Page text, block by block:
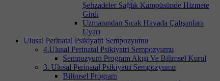
Şehzadeler Sağlık Kampüsünde Hizmete
Girdi
Uzmanından Sıcak Havada Çalışanlara
Uyarı
Ulusal Perinatal Psikiyatri Sempozyumu
4.Ulusal Perinatal Psikiyatri Sempozyumu
Sempozyum Program Akışı Ve Bilimsel Kurul
3. Ulusal Perinatal Psikiyatri Sempozyumu
Bilimsel Program